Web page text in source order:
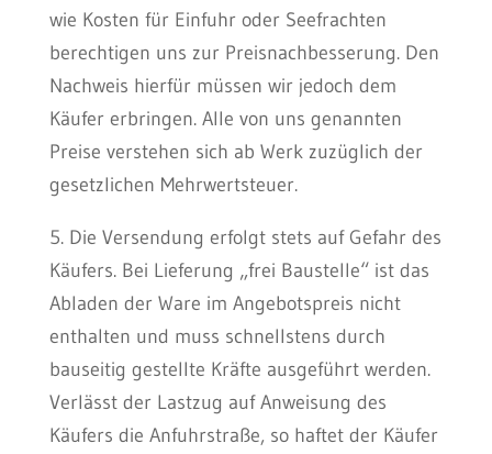
wie Kosten für Einfuhr oder Seefrachten
berechtigen uns zur Preisnachbesserung. Den
Nachweis hierfür müssen wir jedoch dem
Käufer erbringen. Alle von uns genannten
Preise verstehen sich ab Werk zuzüglich der
gesetzlichen Mehrwertsteuer.
5. Die Versendung erfolgt stets auf Gefahr des
Käufers. Bei Lieferung „frei Baustelle“ ist das
Abladen der Ware im Angebotspreis nicht
enthalten und muss schnellstens durch
bauseitig gestellte Kräfte ausgeführt werden.
Verlässt der Lastzug auf Anweisung des
Käufers die Anfuhrstraße, so haftet der Käufer